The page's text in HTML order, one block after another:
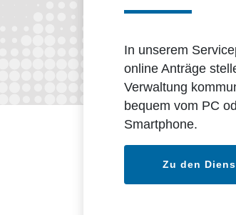
In unserem
online Anträge
Verwaltung
bequem vom PC
Smartphone.
Zu den